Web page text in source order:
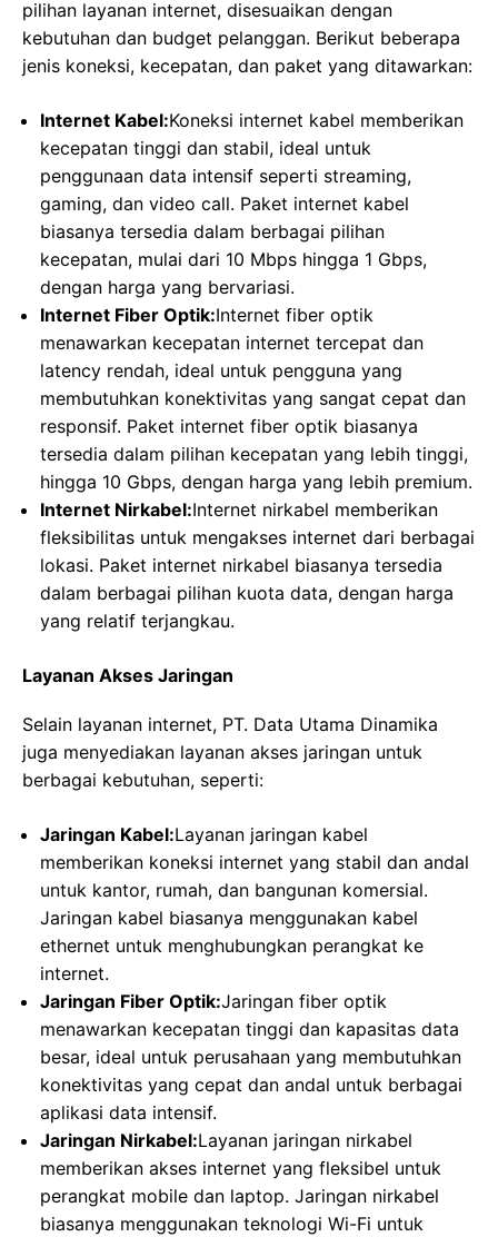
pilihan layanan internet, disesuaikan dengan
kebutuhan dan budget pelanggan. Berikut beberapa
jenis koneksi, kecepatan, dan paket yang ditawarkan:
Internet Kabel:Koneksi internet kabel memberikan
kecepatan tinggi dan stabil, ideal untuk
penggunaan data intensif seperti streaming,
gaming, dan video call. Paket internet kabel
biasanya tersedia dalam berbagai pilihan
kecepatan, mulai dari 10 Mbps hingga 1 Gbps,
dengan harga yang bervariasi.
Internet Fiber Optik:Internet fiber optik
menawarkan kecepatan internet tercepat dan
latency rendah, ideal untuk pengguna yang
membutuhkan konektivitas yang sangat cepat dan
responsif. Paket internet fiber optik biasanya
tersedia dalam pilihan kecepatan yang lebih tinggi,
hingga 10 Gbps, dengan harga yang lebih premium.
Internet Nirkabel:Internet nirkabel memberikan
fleksibilitas untuk mengakses internet dari berbagai
lokasi. Paket internet nirkabel biasanya tersedia
dalam berbagai pilihan kuota data, dengan harga
yang relatif terjangkau.
Layanan Akses Jaringan
Selain layanan internet, PT. Data Utama Dinamika
juga menyediakan layanan akses jaringan untuk
berbagai kebutuhan, seperti:
Jaringan Kabel:Layanan jaringan kabel
memberikan koneksi internet yang stabil dan andal
untuk kantor, rumah, dan bangunan komersial.
Jaringan kabel biasanya menggunakan kabel
ethernet untuk menghubungkan perangkat ke
internet.
Jaringan Fiber Optik:Jaringan fiber optik
menawarkan kecepatan tinggi dan kapasitas data
besar, ideal untuk perusahaan yang membutuhkan
konektivitas yang cepat dan andal untuk berbagai
aplikasi data intensif.
Jaringan Nirkabel:Layanan jaringan nirkabel
memberikan akses internet yang fleksibel untuk
perangkat mobile dan laptop. Jaringan nirkabel
biasanya menggunakan teknologi Wi-Fi untuk